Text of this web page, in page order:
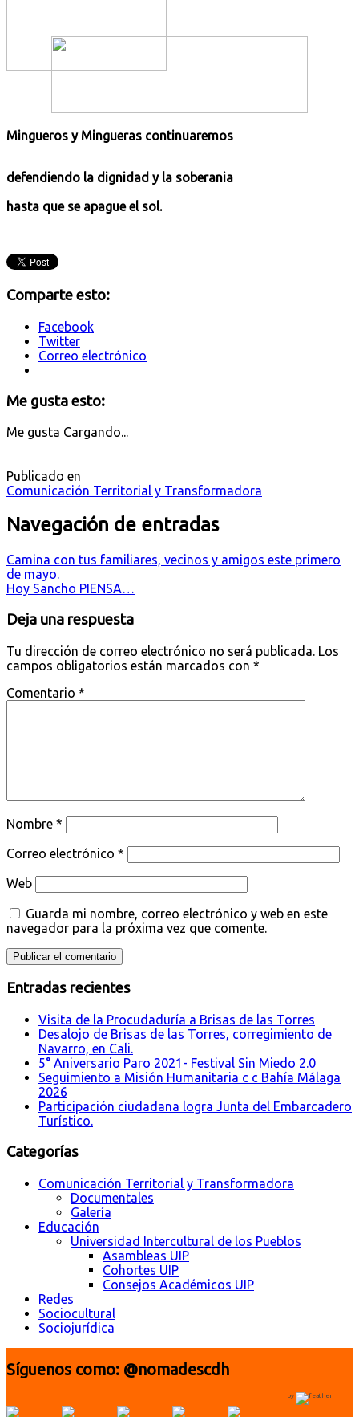
Mingueros y Mingueras continuaremos
defendiendo la dignidad y la soberania
hasta que se apague el sol.
Comparte esto:
Facebook
Twitter
Correo electrónico
Me gusta esto:
Me gusta Cargando...
Publicado en
Comunicación Territorial y Transformadora
Navegación de entradas
Camina con tus familiares, vecinos y amigos este primero
de mayo.
Hoy Sancho PIENSA…
Deja una respuesta
Tu dirección de correo electrónico no será publicada. Los
campos obligatorios están marcados con *
Comentario *
Nombre *
Correo electrónico *
Web
Guarda mi nombre, correo electrónico y web en este
navegador para la próxima vez que comente.
Entradas recientes
Visita de la Procudaduría a Brisas de las Torres
Desalojo de Brisas de las Torres, corregimiento de
Navarro, en Cali.
5° Aniversario Paro 2021- Festival Sin Miedo 2.0
Seguimiento a Misión Humanitaria c c Bahía Málaga
2026
Participación ciudadana logra Junta del Embarcadero
Turístico.
Categorías
Comunicación Territorial y Transformadora
Documentales
Galería
Educación
Universidad Intercultural de los Pueblos
Asambleas UIP
Cohortes UIP
Consejos Académicos UIP
Redes
Sociocultural
Sociojurídica
Síguenos como: @nomadescdh
by